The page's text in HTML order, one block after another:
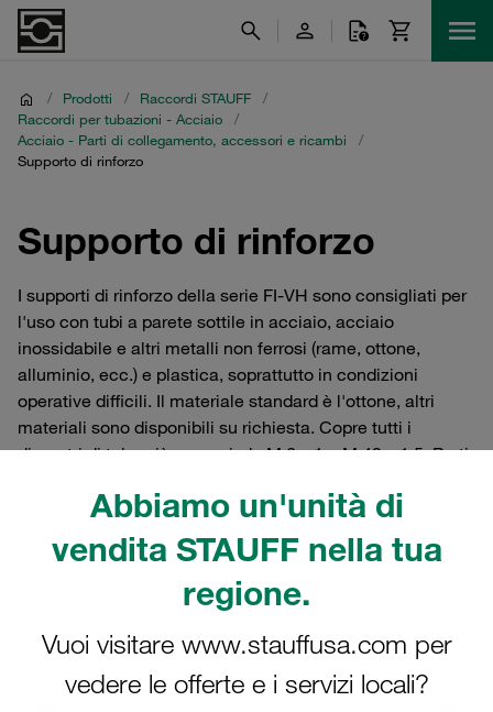
Abbiamo un'unità di
vendita STAUFF nella tua
regione.
Vuoi visitare www.stauffusa.com per
vedere le offerte e i servizi locali?
/ Prodotti / Raccordi STAUFF
/
Raccordi per tubazioni - Acciaio
/
Acciaio - Parti di collegamento, accessori e ricambi
/
Supporto di rinforzo
Supporto di rinforzo
I supporti di rinforzo della serie FI-VH sono consigliati per
l'uso con tubi a parete sottile in acciaio, acciaio
inossidabile e altri metalli non ferrosi (rame, ottone,
alluminio, ecc.) e plastica, soprattutto in condizioni
operative difficili. Il materiale standard è l'ottone, altri
materiali sono disponibili su richiesta. Copre tutti i
diametri di tubo più comuni, da M 6 x 1 a M 42 x 1,5. Parti
Raccordi 24° con anello tagliente della serie STAUFF
Raccordi in acciaio con conicità interna di 24°. Per
l'oleodinamica.
Filtri / Ordinamento